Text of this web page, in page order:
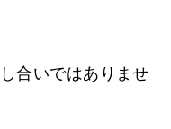
合いではありませ